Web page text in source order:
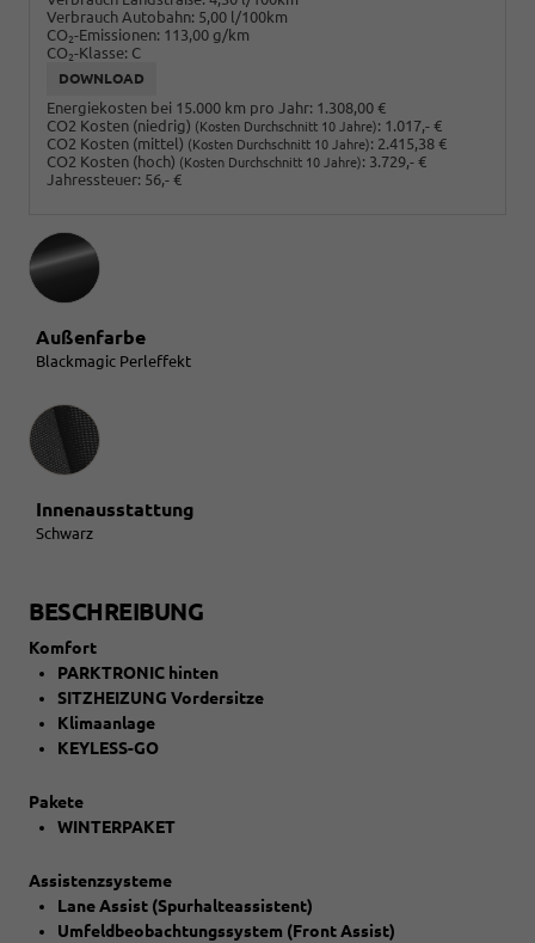
Verbrauch Autobahn: 5,00 l/100km
CO2-Emissionen: 113,00 g/km
CO2-Klasse: C
DOWNLOAD
Energiekosten bei 15.000 km pro Jahr: 1.308,00 €
CO2 Kosten (niedrig) (Kosten Durchschnitt 10 Jahre): 1.017,- €
CO2 Kosten (mittel) (Kosten Durchschnitt 10 Jahre): 2.415,38 €
CO2 Kosten (hoch) (Kosten Durchschnitt 10 Jahre): 3.729,- €
Jahressteuer: 56,- €
Außenfarbe
Blackmagic Perleffekt
Innenausstattung
Innenausstattung
Schwarz
BESCHREIBUNG
Komfort
PARKTRONIC hinten
SITZHEIZUNG Vordersitze
Klimaanlage
KEYLESS-GO
Pakete
WINTERPAKET
Assistenzsysteme
Lane Assist (Spurhalteassistent)
Umfeldbeobachtungssystem (Front Assist)